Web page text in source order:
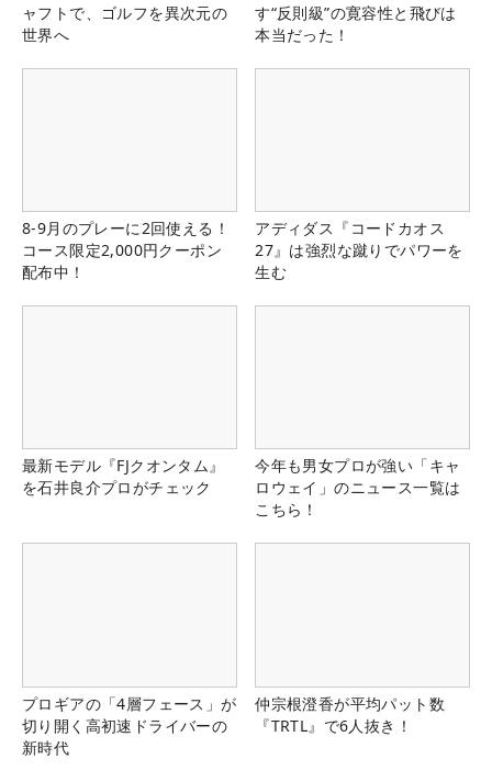
ャフトで、ゴルフを異次元の
世界へ
す“反則級”の寛容性と飛びは
本当だった！
8-9月のプレーに2回使える！
コース限定2,000円クーポン
配布中！
アディダス『コードカオス
27』は強烈な蹴りでパワーを
生む
最新モデル『FJクオンタム』
を石井良介プロがチェック
今年も男女プロが強い「キャ
ロウェイ」のニュース一覧は
こちら！
プロギアの「4層フェース」が
切り開く高初速ドライバーの
新時代
仲宗根澄香が平均パット数
『TRTL』で6人抜き！